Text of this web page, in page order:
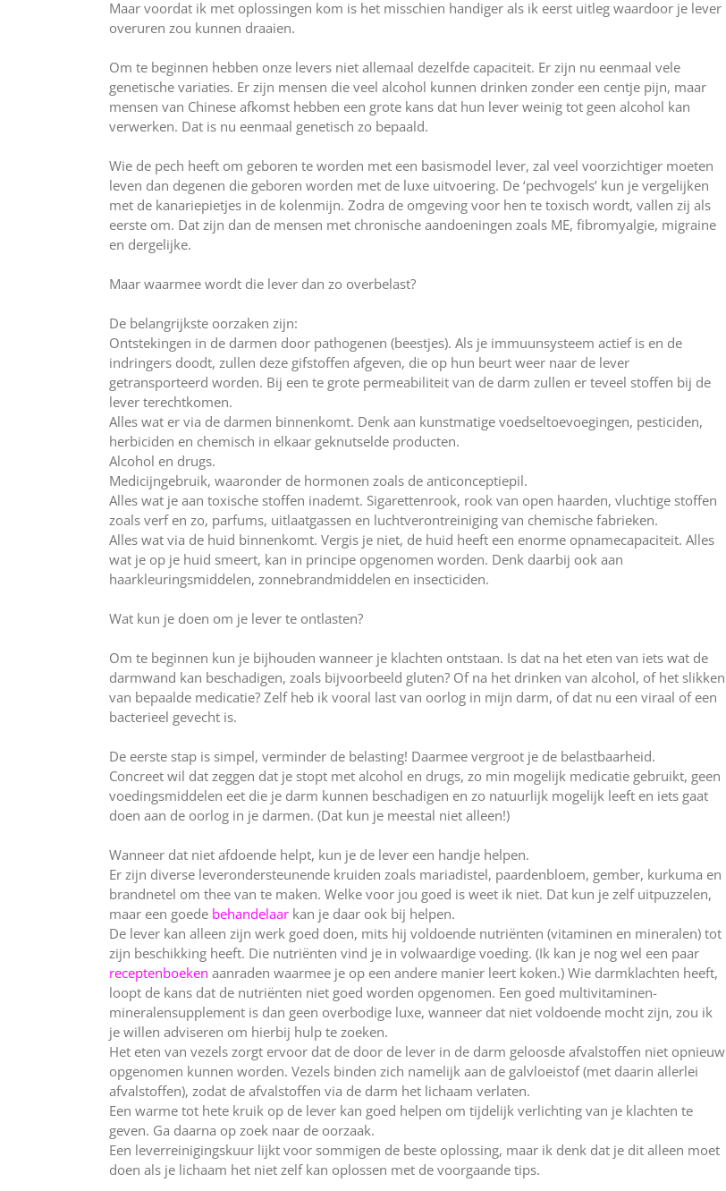
Maar voordat ik met oplossingen kom is het misschien handiger als ik eerst uitleg waardoor je lever
overuren zou kunnen draaien.
Om te beginnen hebben onze levers niet allemaal dezelfde capaciteit. Er zijn nu eenmaal vele
genetische variaties. Er zijn mensen die veel alcohol kunnen drinken zonder een centje pijn, maar
mensen van Chinese afkomst hebben een grote kans dat hun lever weinig tot geen alcohol kan
verwerken. Dat is nu eenmaal genetisch zo bepaald.
Wie de pech heeft om geboren te worden met een basismodel lever, zal veel voorzichtiger moeten
leven dan degenen die geboren worden met de luxe uitvoering. De ‘pechvogels’ kun je vergelijken
met de kanariepietjes in de kolenmijn. Zodra de omgeving voor hen te toxisch wordt, vallen zij als
eerste om. Dat zijn dan de mensen met chronische aandoeningen zoals ME, fibromyalgie, migraine
en dergelijke.
Maar waarmee wordt die lever dan zo overbelast?
De belangrijkste oorzaken zijn:
Ontstekingen in de darmen door pathogenen (beestjes). Als je immuunsysteem actief is en de
indringers doodt, zullen deze gifstoffen afgeven, die op hun beurt weer naar de lever
getransporteerd worden. Bij een te grote permeabiliteit van de darm zullen er teveel stoffen bij de
lever terechtkomen.
Alles wat er via de darmen binnenkomt. Denk aan kunstmatige voedseltoevoegingen, pesticiden,
herbiciden en chemisch in elkaar geknutselde producten.
Alcohol en drugs.
Medicijngebruik, waaronder de hormonen zoals de anticonceptiepil.
Alles wat je aan toxische stoffen inademt. Sigarettenrook, rook van open haarden, vluchtige stoffen
zoals verf en zo, parfums, uitlaatgassen en luchtverontreiniging van chemische fabrieken.
Alles wat via de huid binnenkomt. Vergis je niet, de huid heeft een enorme opnamecapaciteit. Alles
wat je op je huid smeert, kan in principe opgenomen worden. Denk daarbij ook aan
haarkleuringsmiddelen, zonnebrandmiddelen en insecticiden.
Wat kun je doen om je lever te ontlasten?
Om te beginnen kun je bijhouden wanneer je klachten ontstaan. Is dat na het eten van iets wat de
darmwand kan beschadigen, zoals bijvoorbeeld gluten? Of na het drinken van alcohol, of het slikken
van bepaalde medicatie? Zelf heb ik vooral last van oorlog in mijn darm, of dat nu een viraal of een
bacterieel gevecht is.
De eerste stap is simpel, verminder de belasting! Daarmee vergroot je de belastbaarheid.
Concreet wil dat zeggen dat je stopt met alcohol en drugs, zo min mogelijk medicatie gebruikt, geen
voedingsmiddelen eet die je darm kunnen beschadigen en zo natuurlijk mogelijk leeft en iets gaat
doen aan de oorlog in je darmen. (Dat kun je meestal niet alleen!)
Wanneer dat niet afdoende helpt, kun je de lever een handje helpen.
Er zijn diverse leverondersteunende kruiden zoals mariadistel, paardenbloem, gember, kurkuma en
brandnetel om thee van te maken. Welke voor jou goed is weet ik niet. Dat kun je zelf uitpuzzelen,
maar een goede behandelaar kan je daar ook bij helpen.
De lever kan alleen zijn werk goed doen, mits hij voldoende nutriënten (vitaminen en mineralen) tot
zijn beschikking heeft. Die nutriënten vind je in volwaardige voeding. (Ik kan je nog wel een paar
receptenboeken aanraden waarmee je op een andere manier leert koken.) Wie darmklachten heeft,
loopt de kans dat de nutriënten niet goed worden opgenomen. Een goed multivitaminen-
mineralensupplement is dan geen overbodige luxe, wanneer dat niet voldoende mocht zijn, zou ik
je willen adviseren om hierbij hulp te zoeken.
Het eten van vezels zorgt ervoor dat de door de lever in de darm geloosde afvalstoffen niet opnieuw
opgenomen kunnen worden. Vezels binden zich namelijk aan de galvloeistof (met daarin allerlei
afvalstoffen), zodat de afvalstoffen via de darm het lichaam verlaten.
Een warme tot hete kruik op de lever kan goed helpen om tijdelijk verlichting van je klachten te
geven. Ga daarna op zoek naar de oorzaak.
Een leverreinigingskuur lijkt voor sommigen de beste oplossing, maar ik denk dat je dit alleen moet
doen als je lichaam het niet zelf kan oplossen met de voorgaande tips.